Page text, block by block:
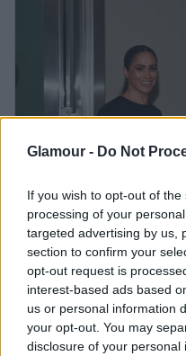
Glamour - Do Not
If you wish to opt-out of
processing of your
targeted advertising by us,
section to confirm your
opt-out request is
interest-based ads based
us or personal information
your opt-out. You may
disclosure of your
Meghan Markle
viseljünk feketét